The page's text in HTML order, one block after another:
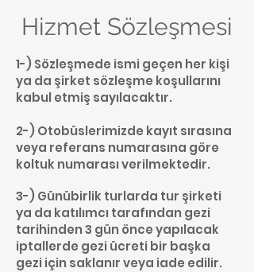
Hizmet Sözleşmesi
1-) Sözleşmede ismi geçen her kişi
ya da şirket sözleşme koşullarını
kabul etmiş sayılacaktır.
2-) Otobüslerimizde kayıt sırasına
veya referans numarasına göre
koltuk numarası verilmektedir.
3-) Günübirlik turlarda tur şirketi
ya da katılımcı tarafından gezi
tarihinden 3 gün önce yapılacak
iptallerde gezi ücreti bir başka
gezi için saklanır veya iade edilir.